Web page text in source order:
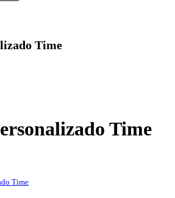
Time
Time
Time